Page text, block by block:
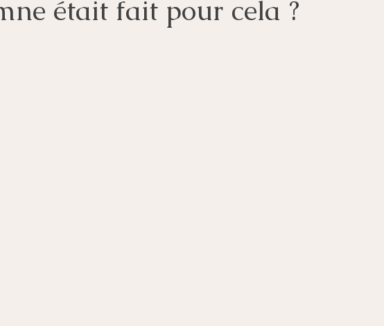
était fait pour cela ?